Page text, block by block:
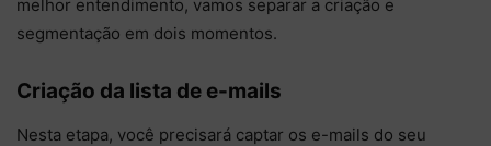
melhor entendimento, vamos separar a criação e
segmentação em dois momentos.
Criação da lista de e-mails
Nesta etapa, você precisará captar os e-mails do seu